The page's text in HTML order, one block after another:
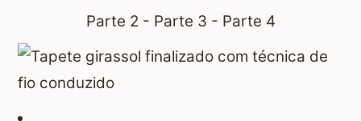
Parte 2 - Parte 3 - Parte 4